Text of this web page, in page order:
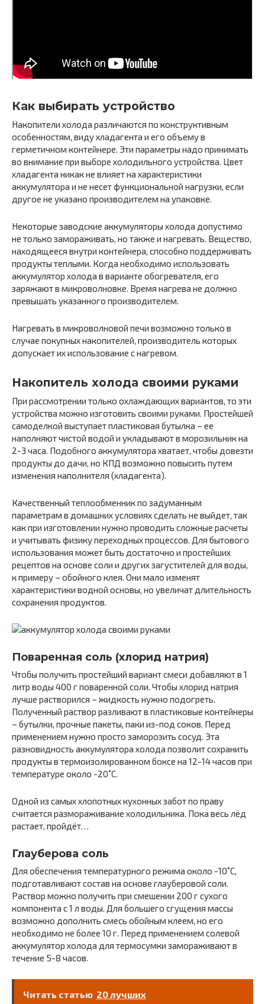
Как выбирать устройство
Накопители холода различаются по конструктивным
особенностям, виду хладагента и его объему в
герметичном контейнере. Эти параметры надо принимать
во внимание при выборе холодильного устройства. Цвет
хладагента никак не влияет на характеристики
аккумулятора и не несет функциональной нагрузки, если
другое не указано производителем на упаковке.
Некоторые заводские аккумуляторы холода допустимо
не только замораживать, но также и нагревать. Вещество,
находящееся внутри контейнера, способно поддерживать
продукты теплыми. Когда необходимо использовать
аккумулятор холода в варианте обогревателя, его
заряжают в микроволновке. Время нагрева не должно
превышать указанного производителем.
Нагревать в микроволновой печи возможно только в
случае покупных накопителей, производитель которых
допускает их использование с нагревом.
Накопитель холода своими руками
При рассмотрении только охлаждающих вариантов, то эти
устройства можно изготовить своими руками. Простейшей
самоделкой выступает пластиковая бутылка – ее
наполняют чистой водой и укладывают в морозильник на
2-3 часа. Подобного аккумулятора хватает, чтобы довезти
продукты до дачи, но КПД возможно повысить путем
изменения наполнителя (хладагента).
Качественный теплообменник по задуманным
параметрам в домашних условиях сделать не выйдет, так
как при изготовлении нужно проводить сложные расчеты
и учитывать физику переходных процессов. Для бытового
использования может быть достаточно и простейших
рецептов на основе соли и других загустителей для воды,
к примеру – обойного клея. Они мало изменят
характеристики водной основы, но увеличат длительность
сохранения продуктов.
Поваренная соль (хлорид натрия)
Чтобы получить простейший вариант смеси добавляют в 1
литр воды 400 г поваренной соли. Чтобы хлорид натрия
лучше растворился – жидкость нужно подогреть.
Полученный раствор разливают в пластиковые контейнеры
– бутылки, прочные пакеты, паки из-под соков. Перед
применением нужно просто заморозить сосуд. Эта
разновидность аккумулятора холода позволит сохранить
продукты в термоизолированном боксе на 12-14 часов при
температуре около -20˚С.
Одной из самых хлопотных кухонных забот по праву
считается размораживание холодильника. Пока весь лёд
растает, пройдёт…
Глауберова соль
Для обеспечения температурного режима около -10˚С,
подготавливают состав на основе глауберовой соли.
Раствор можно получить при смешении 200 г сухого
компонента с 1 л воды. Для большего сгущения массы
возможно дополнить смесь обойным клеем, но его
необходимо не более 10 г. Перед применением солевой
аккумулятор холода для термосумки замораживают в
течение 5-8 часов.
Читать статью 20 лучших